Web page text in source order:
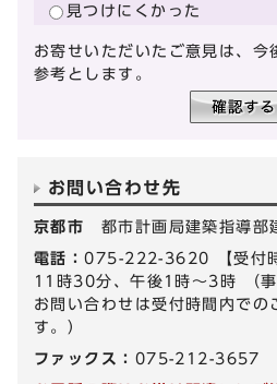
見つけにくかった
お寄せいただいたご意見は、今
参考とします。
お問い合わせ先
京都市 都市計画局建築指導部
電話：075-222-3620 【受付
11時30分、午後1時～3時 （事
お問い合わせは受付時間内での
す。）
ファックス： 075-212-3657